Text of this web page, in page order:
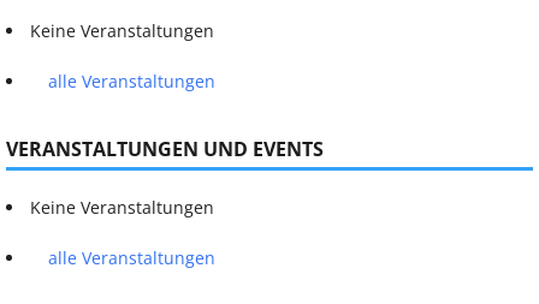
Keine Veranstaltungen
alle Veranstaltungen
VERANSTALTUNGEN UND EVENTS
Keine Veranstaltungen
alle Veranstaltungen